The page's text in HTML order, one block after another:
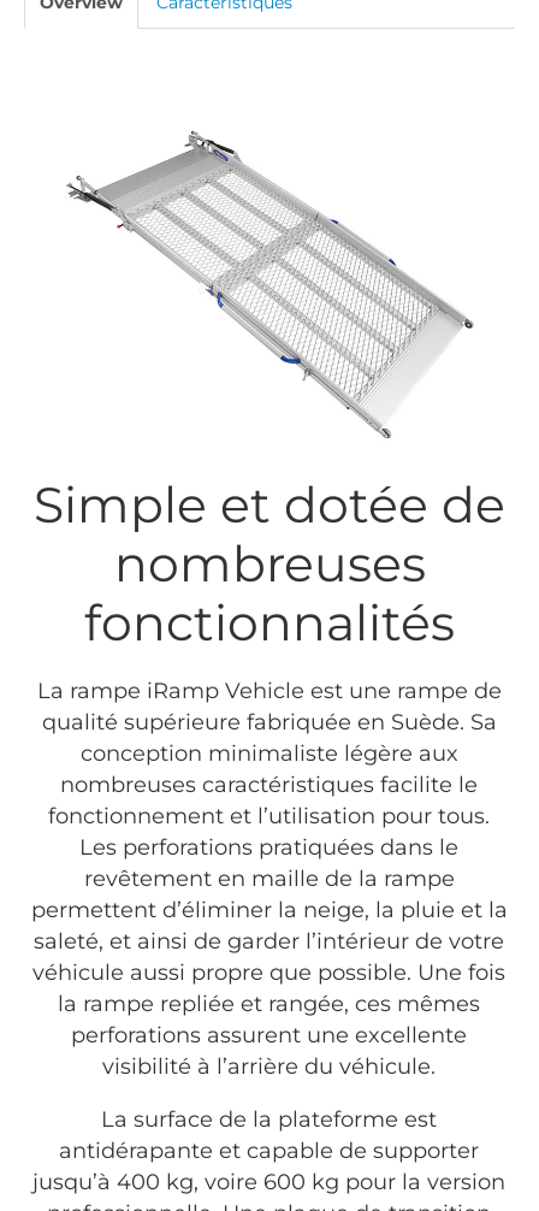
Simple et dotée de
nombreuses
fonctionnalités
La rampe iRamp Vehicle est une rampe de
qualité supérieure fabriquée en Suède. Sa
conception minimaliste légère aux
nombreuses caractéristiques facilite le
fonctionnement et l’utilisation pour tous.
Les perforations pratiquées dans le
revêtement en maille de la rampe
permettent d’éliminer la neige, la pluie et la
saleté, et ainsi de garder l’intérieur de votre
véhicule aussi propre que possible. Une fois
la rampe repliée et rangée, ces mêmes
perforations assurent une excellente
visibilité à l’arrière du véhicule.
La surface de la plateforme est
antidérapante et capable de supporter
jusqu’à 400 kg, voire 600 kg pour la version